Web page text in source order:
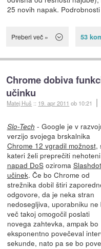
25 novih napak.
Preberi več » 53
Chrome dobiva
učinku
Matej Huš :: 19. apr 2011 ob 10:21
Slo-Tech - Google je v
verzijo svojega brskalnika
Chrome 12 vgradil možnost,
kateri želi preprečiti nehoteni
napad DoSoziroma
učinek. Če bo Chrome od
strežnika dobil štiri
odgovore, da je neka stran
nedosegljiva, uporabniku ne
več takoj omogočil poslati
novega zahtevka, ampak bo
eksponentno povečeval
sekunde, nato pa se bo